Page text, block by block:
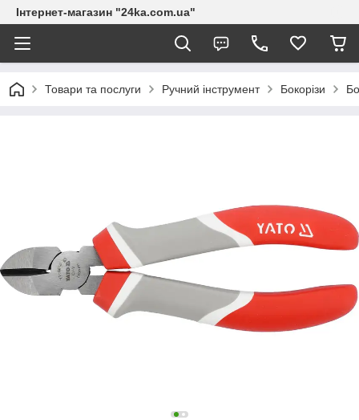
Інтернет-магазин "24ka.com.ua"
Товари та послуги Ручний інструмент Бокорізи